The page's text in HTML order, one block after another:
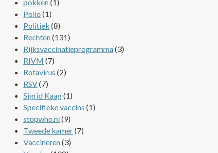
pokken(1)
Polio (1)
Politiek (8)
Rechten(131)
Rijksvaccinatieprogramma(3)
RIVM (7)
Rotavirus (2)
RSV(7)
Sigrid Kaag(1)
Specifieke vaccins (1)
stopwho.nl(9)
Tweede kamer(7)
Vaccineren(3)